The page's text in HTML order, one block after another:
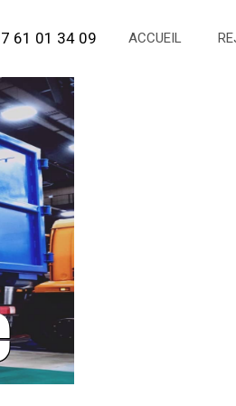
61 01 34 09 ACCUEIL